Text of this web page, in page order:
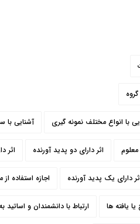
با انواع مختلف نمونه گیری آشنایی با
معلوم اثر دارای دو پدید آورنده اثر
دارای یک پدید آورنده اجازه استفاده
یا یافته ها ارتباط با دانشمندان و اساتید